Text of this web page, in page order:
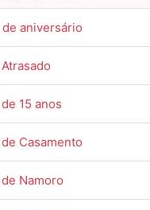
aniversário
15 anos
Casamento
Namoro